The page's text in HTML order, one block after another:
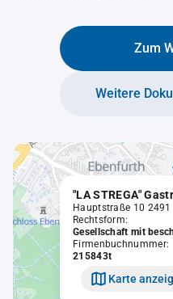
Zum
Weitere
"LA STREGA"
Hauptstraße 10
Rechtsform:
Gesellschaft mit
Firmenbuchnummer:
215843t
Karte